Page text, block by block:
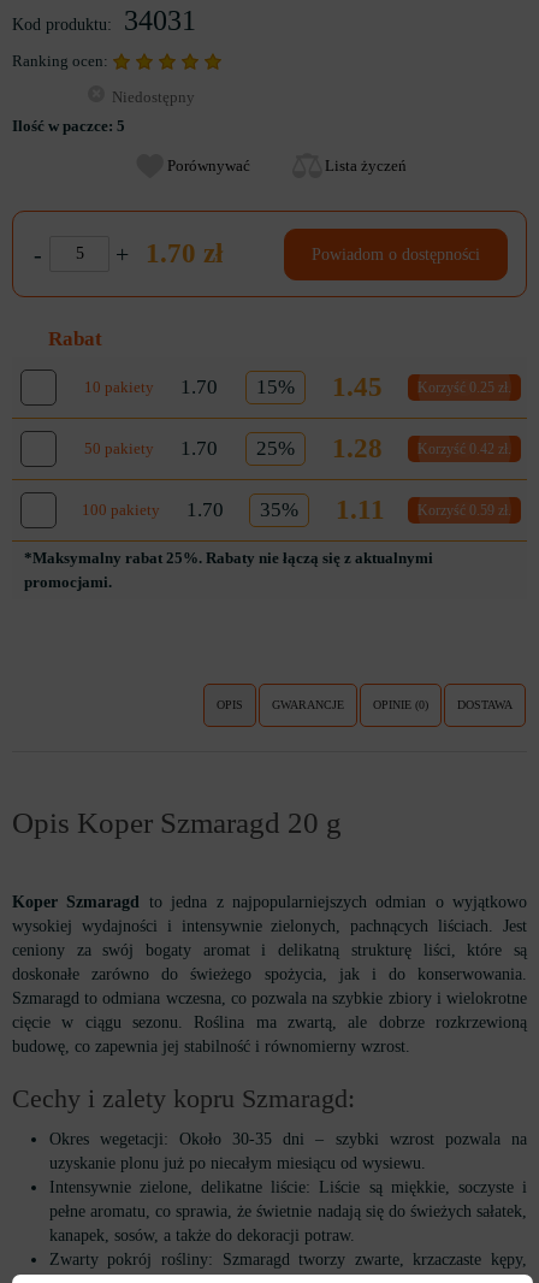
Kod produktu: 34031
Ranking ocen:
Niedostępny
Ilość w paczce: 5
Porównywać Lista życzeń
- + 1.70 zł Powiadom o dostępności
Rabat
10 pakiety 1.70 15% 1.45 Korzyść 0.25 zł.
50 pakiety 1.70 25% 1.28 Korzyść 0.42 zł.
100 pakiety 1.70 35% 1.11 Korzyść 0.59 zł.
*Maksymalny rabat 25%. Rabaty nie łączą się z aktualnymi
promocjami.
OPIS GWARANCJE OPINIE (0) DOSTAWA
Opis Koper Szmaragd 20 g
Koper Szmaragd to jedna z najpopularniejszych odmian o wyjątkowo
wysokiej wydajności i intensywnie zielonych, pachnących liściach. Jest
ceniony za swój bogaty aromat i delikatną strukturę liści, które są
doskonałe zarówno do świeżego spożycia, jak i do konserwowania.
Szmaragd to odmiana wczesna, co pozwala na szybkie zbiory i wielokrotne
cięcie w ciągu sezonu. Roślina ma zwartą, ale dobrze rozkrzewioną
budowę, co zapewnia jej stabilność i równomierny wzrost.
Cechy i zalety kopru Szmaragd:
Okres wegetacji: Około 30-35 dni – szybki wzrost pozwala na
uzyskanie plonu już po niecałym miesiącu od wysiewu.
Intensywnie zielone, delikatne liście: Liście są miękkie, soczyste i
pełne aromatu, co sprawia, że świetnie nadają się do świeżych sałatek,
kanapek, sosów, a także do dekoracji potraw.
Zwarty pokrój rośliny: Szmaragd tworzy zwarte, krzaczaste kępy,